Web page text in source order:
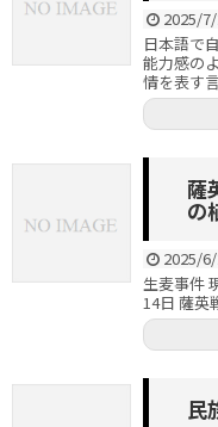
2025/
日本語で
能力感の
情を表す
薩
の
2025/
生麦事件
14日 薩英
民